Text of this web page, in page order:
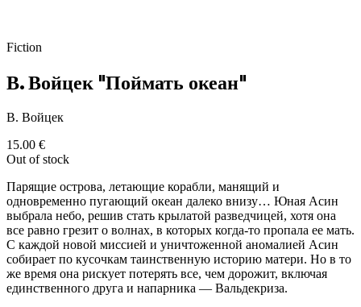
Fiction
В. Войцек "Поймать океан"
В. Войцек
15.00 €
Out of stock
Парящие острова, летающие корабли, манящий и
одновременно пугающий океан далеко внизу… Юная Асин
выбрала небо, решив стать крылатой разведчицей, хотя она
все равно грезит о волнах, в которых когда-то пропала ее мать.
С каждой новой миссией и уничтоженной аномалией Асин
собирает по кусочкам таинственную историю матери. Но в то
же время она рискует потерять все, чем дорожит, включая
единственного друга и напарника — Вальдекриза.